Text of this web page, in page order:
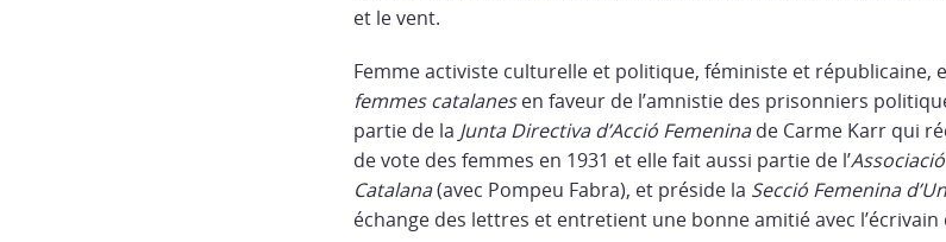
et le vent.
Femme activiste culturelle et politique, féministe et républicaine,
femmes catalanesen faveur de l’amnistie des prisonniers
partie de la Junta Directiva d’Acció Femeninade Carme Karr qui
de vote des femmes en 1931 et elle fait aussi partie de l’
Catalana(avec Pompeu Fabra), et préside la Secció Femenina
échange des lettres et entretient une bonne amitié avec l’écrivain